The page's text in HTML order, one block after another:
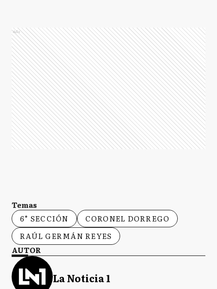
Ads
Temas
6° SECCIÓN
CORONEL DORREGO
RAÚL GERMÁN REYES
AUTOR
La Noticia 1